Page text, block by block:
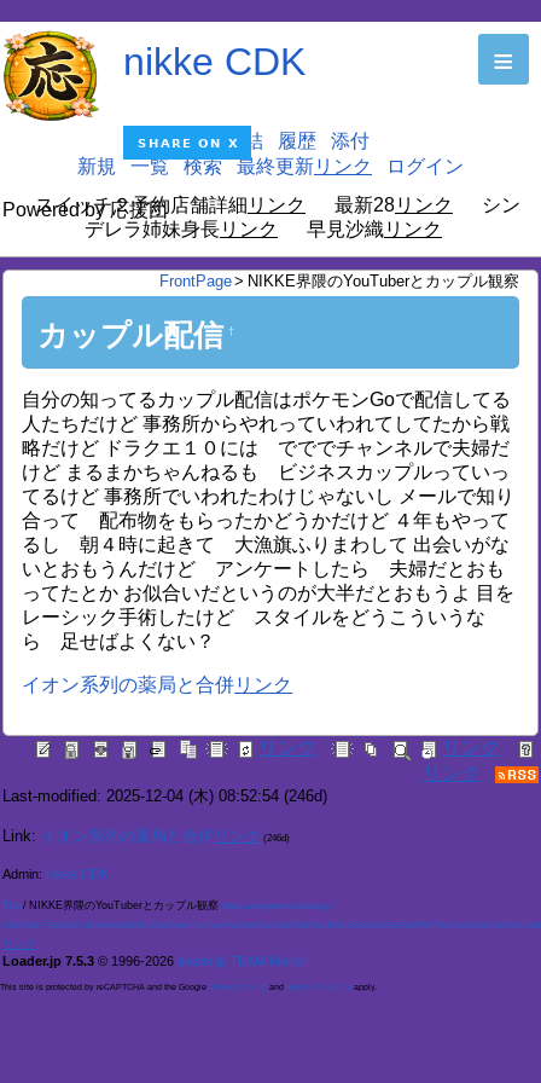
nikke CDK
Powered by 応援団
≡
編集 凍結 履歴
添付
新規
一覧 検索 最終更新
ログイン
スイッチ２予約店舗詳細
最新28
シン
デレラ姉妹身長
早見沙織
FrontPage> NIKKE界隈のYouTuberとカップル観察
カップル配信 †
自分の知ってるカップル配信はポケモンGoで配信してる
人たちだけど 事務所からやれっていわれてしてたから戦
略だけど ドラクエ１０には でででチャンネルで夫婦だ
けど まるまかちゃんねるも ビジネスカップルっていっ
てるけど 事務所でいわれたわけじゃないし メールで知り
合って 配布物をもらったかどうかだけど ４年もやって
るし 朝４時に起きて 大漁旗ふりまわして 出会いがな
いとおもうんだけど アンケートしたら 夫婦だとおも
ってたとか お似合いだというのが大半だとおもうよ 目を
レーシック手術したけど スタイルをどうこういうな
ら 足せばよくない？
イオン系列の薬局と合併
Last-modified: 2025-12-04 (木) 08:52:54 (246d)
Link: イオン系列の薬局と合併 (246d)
Admin: nikke CDK
Top / NIKKE界隈のYouTuberとカップル観察 https://neogamma.loader.jp/?
Loader.jp 7.5.3 © 1996-2026 loader.jp TEAM Maruri
This site is protected by reCAPTCHA and the Google Privacy Policy and Terms of Service apply.